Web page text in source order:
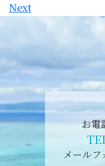
Next
お電
メールフ